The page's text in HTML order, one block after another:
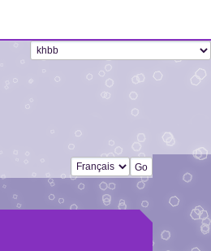
Changer de langue